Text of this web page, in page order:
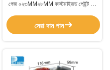
গেজ ০২৩MM২৮MM কাস্টমাইজড পেইন্ট টিন
পেইন্ট কন্টেইনারের প্রয়োজনের জন্য ডিজাইন করা
সেরা দাম পান